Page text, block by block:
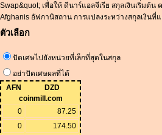
Swap&quot; เพื่อให้ ดีนาร์แอลจีเรีย สกุลเงินเริ่มต้น
Afghanis อัฟกานิสถาน การแปลงระหว่างสกุลเงินที่
ตัวเลือก
ปัดเศษไปยังหน่วยที่เล็กที่สุดในสกุล
อย่าปัดเศษผลที่ได้
AFN
DZD
coinmill.com
0
87.25
0
174.50